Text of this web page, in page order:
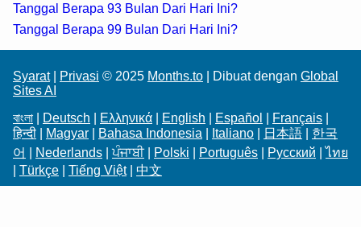
Tanggal Berapa 93 Bulan Dari Hari Ini?
Tanggal Berapa 99 Bulan Dari Hari Ini?
Syarat| Privasi © 2025 Months.to | Dibuat dengan Global
Sites AI
বাংলা
Deutsch Ελληνικά English Español Français
हिन्दी
Magyar Bahasa Indonesia Italiano 日本語
한국
어
Nederlands |ਪੰਜਾਬੀ| Polski Português Русский |ไทย
Türkçe Tiếng Việt| 中文